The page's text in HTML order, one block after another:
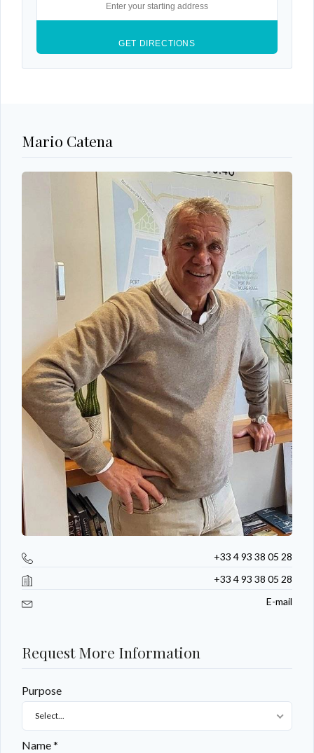
Mario Catena
+33 4 93 38 05 28
+33 4 93 38 05 28
E-mail
Request More Information
Purpose
Select...
Name *